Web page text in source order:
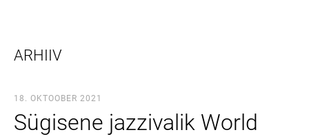
ARHIIV
18. OKTOOBER 2021
Sügisene jazzivalik World